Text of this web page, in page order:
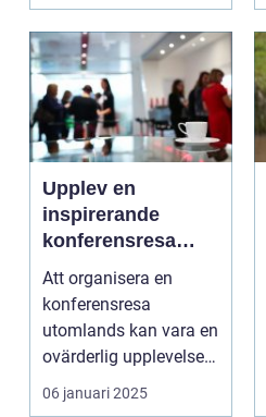
Upplev en
inspirerande
konferensresa
utomlands
Att organisera en
konferensresa
utomlands kan vara en
ovärderlig upplevelse
för föret...
06 januari 2025